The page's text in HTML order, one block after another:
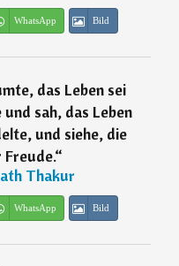
WhatsApp Bild
das Leben sei
sah, das Leben
und siehe, die
“
Thakur
WhatsApp Bild